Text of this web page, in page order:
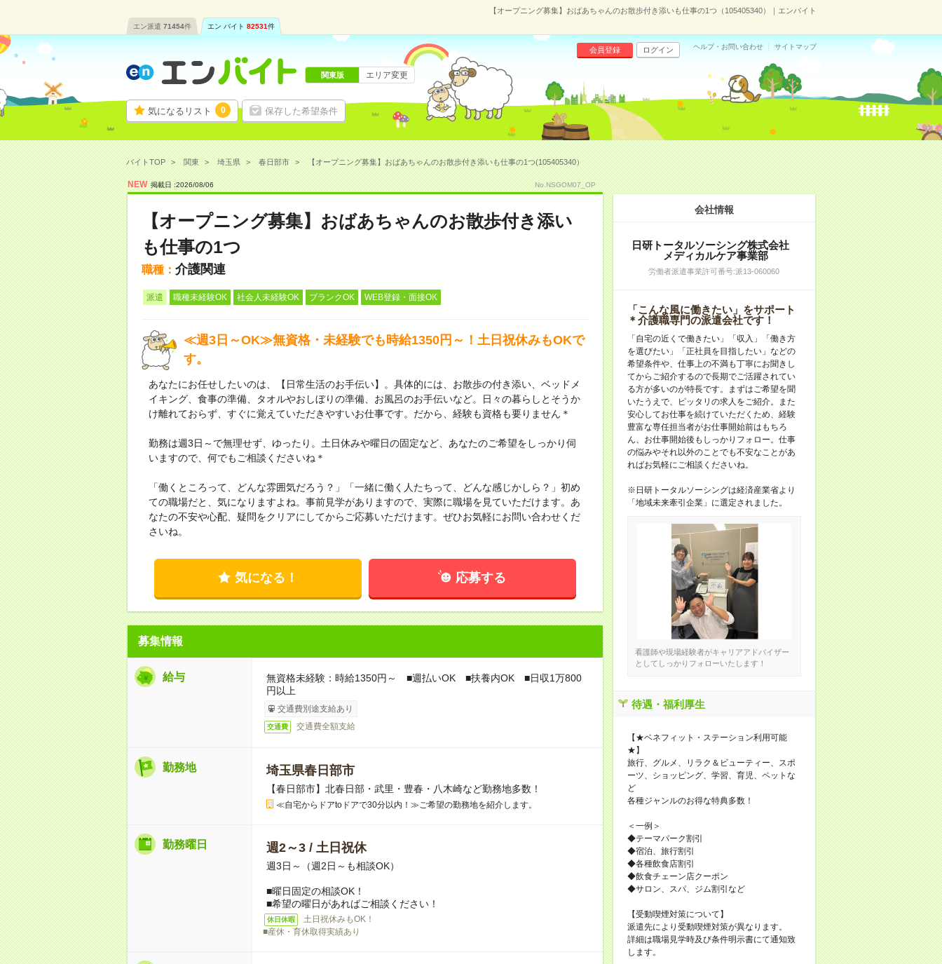
【オープニング募集】おばあちゃんのお散歩付き添いも仕事の1つ（105405340）｜エンバイト
エン派遣 71454件 エン バイト 82531件
気になるリスト 0 保存した希望条件
会員登録 ログイン ヘルプ・お問い合わせ サイトマップ
関東版 エリア変更
バイトTOP 関東 埼玉県 春日部市 【オープニング募集】おばあちゃんのお散歩付き添いも仕事の1つ(105405340）
NEW 掲載日 :2026/08/06 No.NSGOM07_OP
【オープニング募集】おばあちゃんのお散歩付き添い
も仕事の1つ
職種： 介護関連
派遣 職種未経験OK 社会人未経験OK ブランクOK WEB登録・面接OK
≪週3日～OK≫無資格・未経験でも時給1350円～！土日祝休みもOKで
す。
あなたにお任せしたいのは、【日常生活のお手伝い】。具体的には、お散歩の付き添い、ベッドメ
イキング、食事の準備、タオルやおしぼりの準備、お風呂のお手伝いなど。日々の暮らしとそうか
け離れておらず、すぐに覚えていただきやすいお仕事です。だから、経験も資格も要りません＊
勤務は週3日～で無理せず、ゆったり。土日休みや曜日の固定など、あなたのご希望をしっかり伺
いますので、何でもご相談くださいね＊
「働くところって、どんな雰囲気だろう？」「一緒に働く人たちって、どんな感じかしら？」初め
ての職場だと、気になりますよね。事前見学がありますので、実際に職場を見ていただけます。あ
なたの不安や心配、疑問をクリアにしてからご応募いただけます。ぜひお気軽にお問い合わせくだ
さいね。
気になる！ 応募する
募集情報
給与
無資格未経験：時給1350円～ ■週払いOK ■扶養内OK ■日収1万800
円以上
交通費別途支給あり
交通費 交通費全額支給
勤務地 埼玉県春日部市
【春日部市】北春日部・武里・豊春・八木崎など勤務地多数！
≪自宅からドアtoドアで30分以内！≫ご希望の勤務地を紹介します。
勤務曜日 週2～3 / 土日祝休
週3日～（週2日～も相談OK）
■曜日固定の相談OK！
■希望の曜日があればご相談ください！
休日休暇
土日祝休みもOK！
■産休・育休取得実績あり
会社情報
日研トータルソーシング株式会社
メディカルケア事業部
労働者派遣事業許可番号:派13-060060
「こんな風に働きたい」をサポート
＊介護職専門の派遣会社です！
「自宅の近くで働きたい」「収入」「働き方
を選びたい」「正社員を目指したい」などの
希望条件や、仕事上の不満も丁寧にお聞きし
てからご紹介するので長期でご活躍されてい
る方が多いのが特長です。まずはご希望を聞
いたうえで、ピッタリの求人をご紹介。また
安心してお仕事を続けていただくため、経験
豊富な専任担当者がお仕事開始前はもちろ
ん、お仕事開始後もしっかりフォロー。仕事
の悩みやそれ以外のことでも不安なことがあ
ればお気軽にご相談くださいね。
※日研トータルソーシングは経済産業省より
「地域未来牽引企業」に選定されました。
看護師や現場経験者がキャリアアドバイザー
としてしっかりフォローいたします！
待遇・福利厚生
【★ベネフィット・ステーション利用可能
★】
旅行、グルメ、リラク＆ビューティー、スポ
ーツ、ショッピング、学習、育児、ペットな
ど
各種ジャンルのお得な特典多数！
＜一例＞
◆テーマパーク割引
◆宿泊、旅行割引
◆各種飲食店割引
◆飲食チェーン店クーポン
◆サロン、スパ、ジム割引など
【受動喫煙対策について】
派遣先により受動喫煙対策が異なります。
詳細は職場見学時及び条件明示書にて通知致
します。